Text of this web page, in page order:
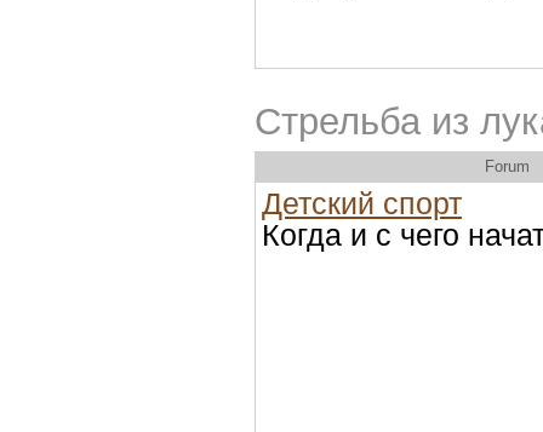
Стрельба из
Forum
Детский спорт
Когда и с чего